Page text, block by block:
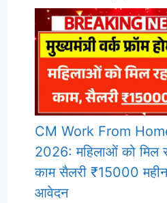
CM Work From
2026: महिलाओं को मिल
काम सैलरी ₹15000
आवेदन